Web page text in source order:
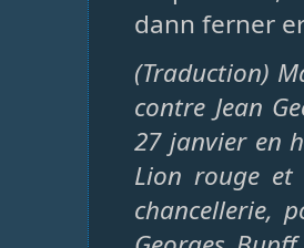
dann ferner
(Traduction)
contre Jean
27 janvier en
Lion rouge et
chancellerie,